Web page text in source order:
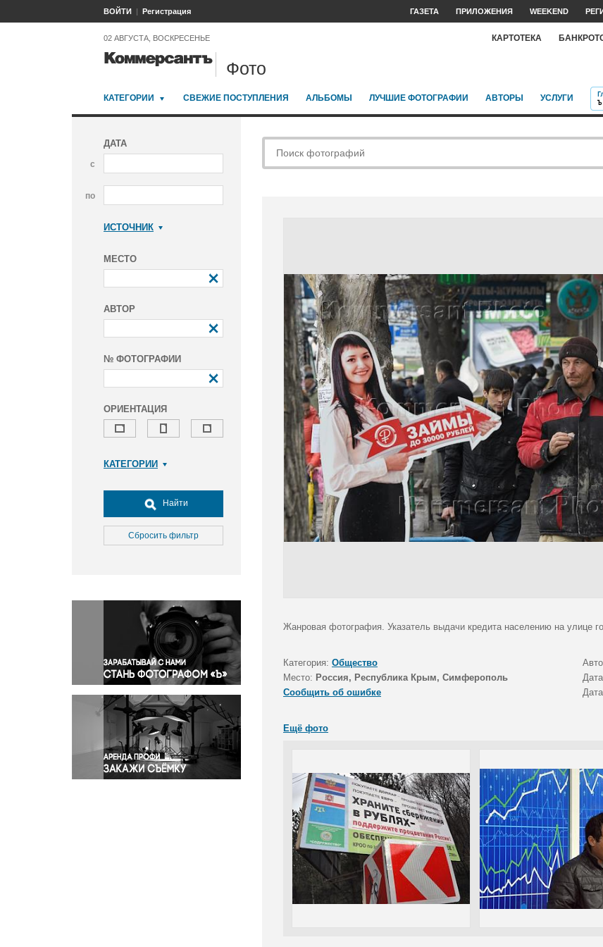
ВОЙТИ Регистрация ГАЗЕТА ПРИЛОЖЕНИЯ WEEKEND
02 АВГУСТА, ВОСКРЕСЕНЬЕ КАРТОТЕКА
Фото
КАТЕГОРИИ СВЕЖИЕ ПОСТУПЛЕНИЯ АЛЬБОМЫ ЛУЧШИЕ ФОТОГРАФИИ АВТОРЫ УСЛУГИ
ДАТА
с
по
ИСТОЧНИК
МЕСТО
АВТОР
№ ФОТОГРАФИИ
ОРИЕНТАЦИЯ
КАТЕГОРИИ
Досуг, туризм и отдых
Культура
Медицина
Окружающая среда
Политика
Правосудие
Происшествия и конфликты
Религия
Светская жизнь
Спорт
Экология
Экономика и бизнес
Найти
Сбросить фильтр
Жанровая фотография. Указатель выдачи кредита населению на улице
Категория: Общество
Место: Россия, Республика Крым, Симферополь
Сообщить об ошибке
Ещё фото